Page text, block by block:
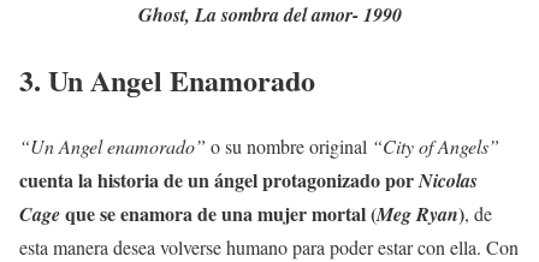
Ghost, La sombra del amor- 1990
3. Un Angel Enamorado
“Un Angel enamorado” o su nombre original “City of Angels”
cuenta la historia de un ángel protagonizado porNicolas
Cageque se enamora de una mujer mortal (Meg Ryan), de
esta manera desea volverse humano para poder estar con ella. Con